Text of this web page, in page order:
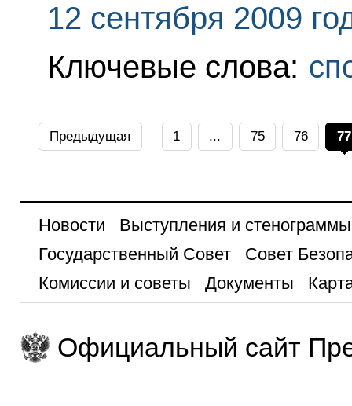
12 сентября 2009
Ключевые слова:
Предыдущая 1 ... 75 76 77
Новости
Выступления и стенограммы
Государственный Совет
Совет
Комиссии и советы
Документы
Официальный сайт